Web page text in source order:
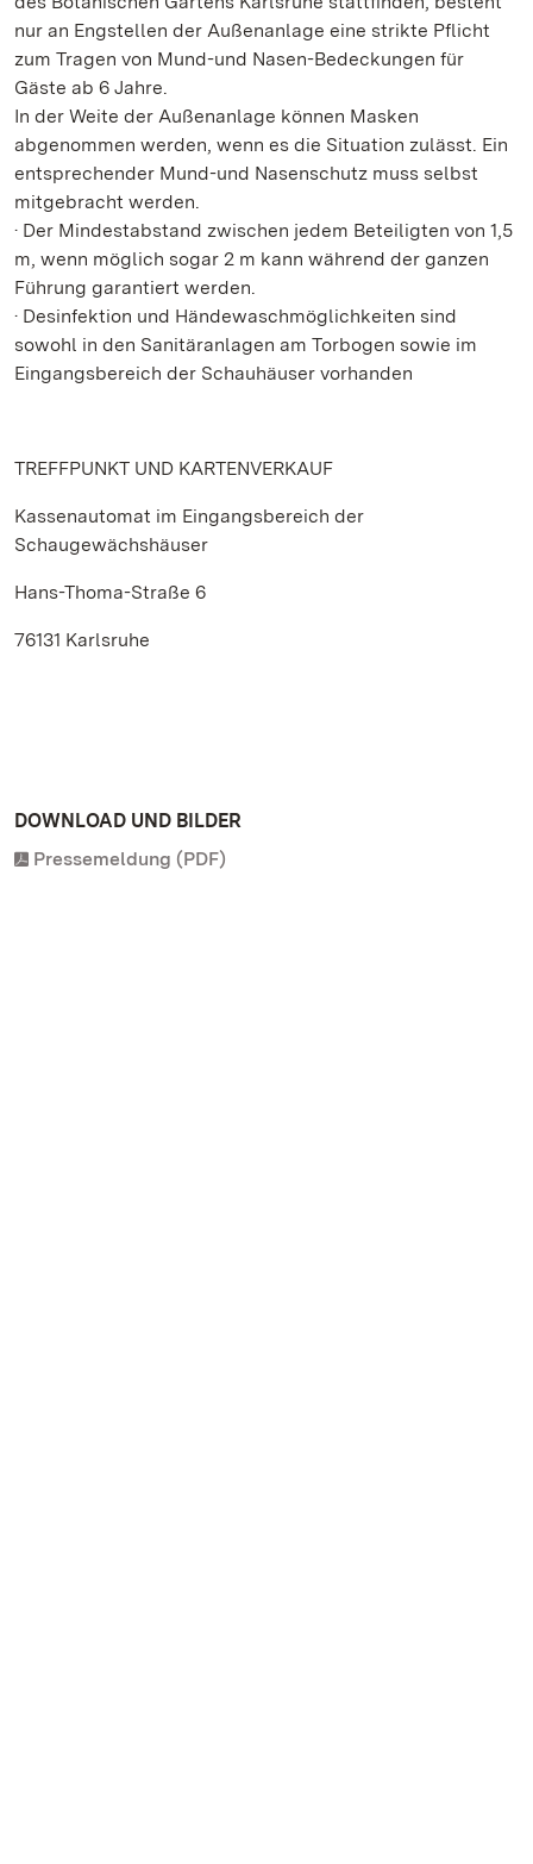
nur an Engstellen der Außenanlage eine strikte Pflicht
zum Tragen von Mund-und Nasen-Bedeckungen für
Gäste ab 6 Jahre.
In der Weite der Außenanlage können Masken
abgenommen werden, wenn es die Situation zulässt. Ein
entsprechender Mund-und Nasenschutz muss selbst
mitgebracht werden.
· Der Mindestabstand zwischen jedem Beteiligten von 1,5
m, wenn möglich sogar 2 m kann während der ganzen
Führung garantiert werden.
· Desinfektion und Händewaschmöglichkeiten sind
sowohl in den Sanitäranlagen am Torbogen sowie im
Eingangsbereich der Schauhäuser vorhanden
TREFFPUNKT UND KARTENVERKAUF
Kassenautomat im Eingangsbereich der
Schaugewächshäuser
Hans-Thoma-Straße 6
76131 Karlsruhe
DOWNLOAD UND BILDER
Pressemeldung (PDF)